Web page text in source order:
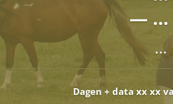
—
…
Dagen + data xx xx